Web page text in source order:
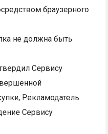
браузерного
не должна быть
Сервису
Рекламодатель
Сервису